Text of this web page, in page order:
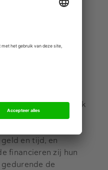
wat een overname
hij als volgt: “In
aan moet
en (venture
“Er gebeurt
Pieter Spuijbroek
bijvoorbeeld bij
metabole
en tijd, en
financieren zij hun
de